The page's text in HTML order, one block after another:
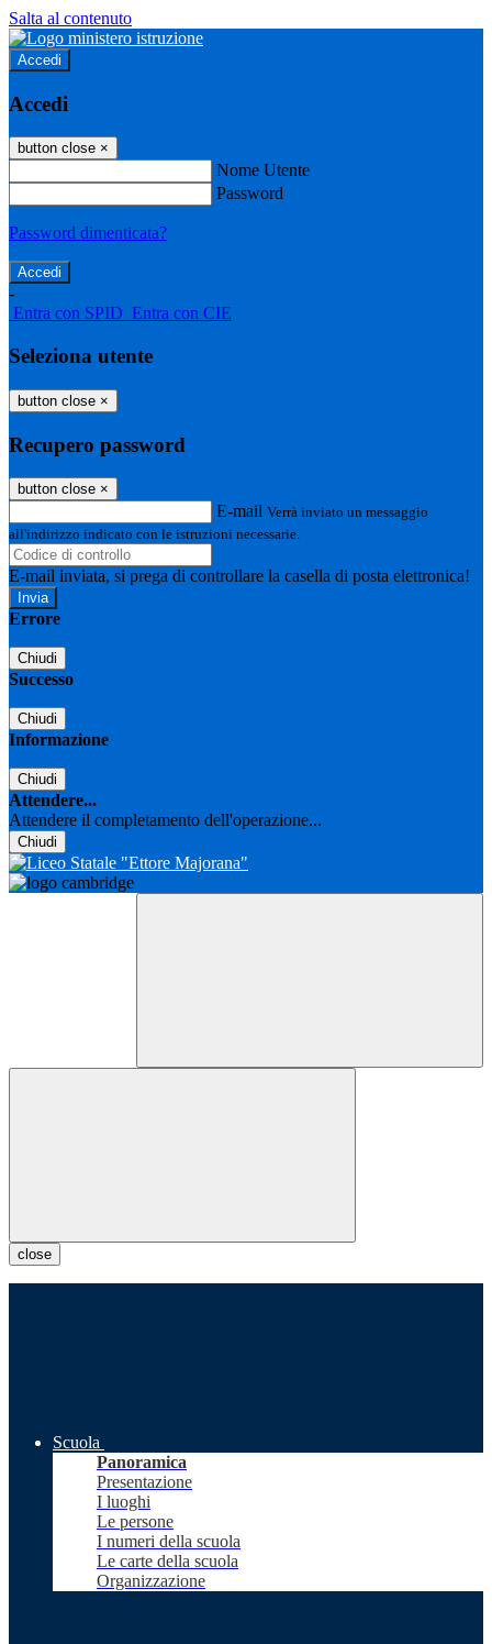
Salta al contenuto
Accedi
Accedi
button close ×
Nome Utente
Password
Password dimenticata?
-
Entra con SPID Entra con CIE
Seleziona utente
button close ×
Recupero password
button close ×
E-mail Verrà inviato un messaggio
all'indirizzo indicato con le istruzioni necessarie.
E-mail inviata, si prega di controllare la casella di posta elettronica!
Errore
Chiudi
Successo
Chiudi
Informazione
Chiudi
Attendere...
Attendere il completamento dell'operazione...
Chiudi
close
Scuola
Panoramica
Presentazione
I luoghi
Le persone
I numeri della scuola
Le carte della scuola
Organizzazione